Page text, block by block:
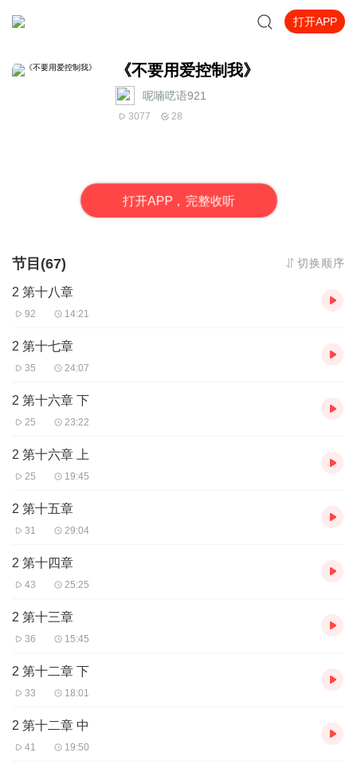
打开APP
《不要用爱控制我》
呢喃呓语921
3077 28
打开APP，完整收听
节目(67) 切换顺序
2 第十八章
92 14:21
2 第十七章
35 24:07
2 第十六章 下
25 23:22
2 第十六章 上
25 19:45
2 第十五章
31 29:04
2 第十四章
43 25:25
2 第十三章
36 15:45
2 第十二章 下
33 18:01
2 第十二章 中
41 19:50